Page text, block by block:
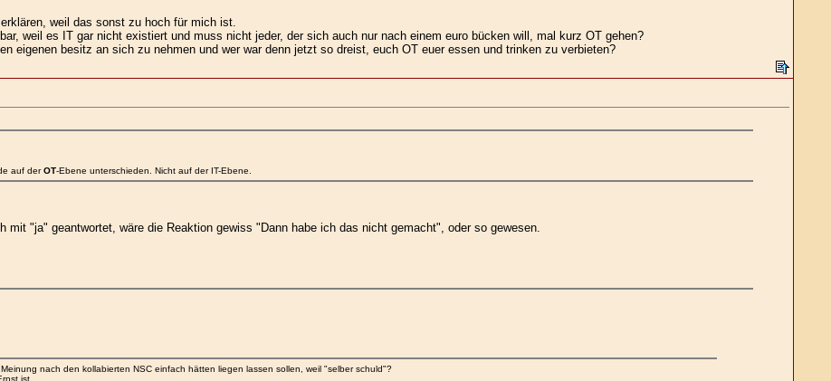
weil das sonst zu hoch für mich ist.
weil es IT gar nicht existiert und muss nicht jeder, der sich auch nur nach einem euro bücken will, mal kurz OT gehen?
eigenen besitz an sich zu nehmen und wer war denn jetzt so dreist, euch OT euer essen und trinken zu verbieten?
auf derOT-Ebene unterschieden. Nicht auf der IT-Ebene.
mit "ja" geantwortet, wäre die Reaktion gewiss "Dann habe ich das nicht gemacht", oder so gewesen.
nach den kollabierten NSC einfach hätten liegen lassen sollen, weil "selber schuld"?
ist.